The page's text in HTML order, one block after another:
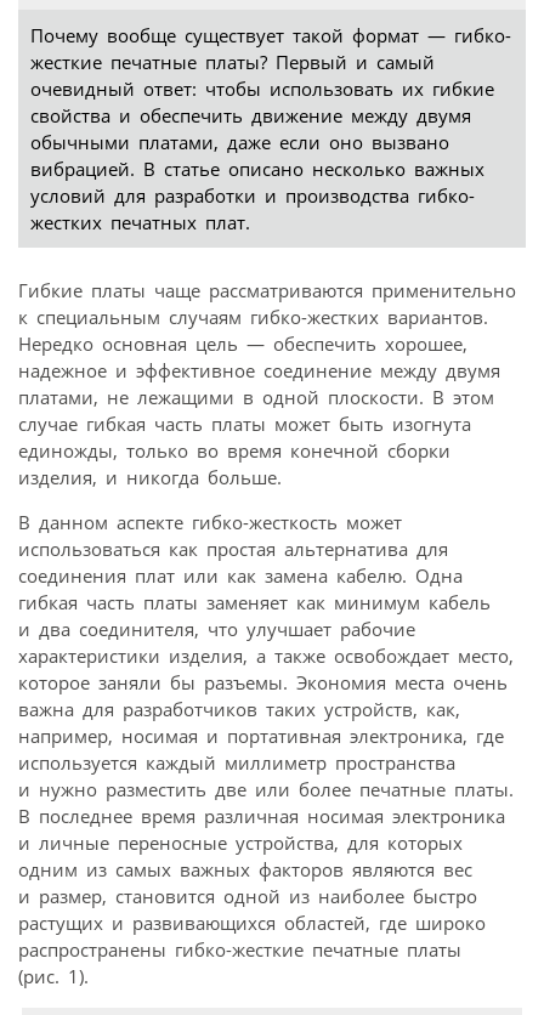
Почему вообще существует такой формат — гибко-
жесткие печатные платы? Первый и самый
очевидный ответ: чтобы использовать их гибкие
свойства и обеспечить движение между двумя
обычными платами, даже если оно вызвано
вибрацией. В статье описано несколько важных
условий для разработки и производства гибко-
жестких печатных плат.
Гибкие платы чаще рассматриваются применительно
к специальным случаям гибко-жестких вариантов.
Нередко основная цель — обеспечить хорошее,
надежное и эффективное соединение между двумя
платами, не лежащими в одной плоскости. В этом
случае гибкая часть платы может быть изогнута
единожды, только во время конечной сборки
изделия, и никогда больше.
В данном аспекте гибко-жесткость может
использоваться как простая альтернатива для
соединения плат или как замена кабелю. Одна
гибкая часть платы заменяет как минимум кабель
и два соединителя, что улучшает рабочие
характеристики изделия, а также освобождает место,
которое заняли бы разъемы. Экономия места очень
важна для разработчиков таких устройств, как,
например, носимая и портативная электроника, где
используется каждый миллиметр пространства
и нужно разместить две или более печатные платы.
В последнее время различная носимая электроника
и личные переносные устройства, для которых
одним из самых важных факторов являются вес
и размер, становится одной из наиболее быстро
растущих и развивающихся областей, где широко
распространены гибко-жесткие печатные платы
(рис. 1).